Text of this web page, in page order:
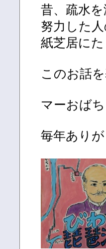
昔、疏水
努力した
紙芝居に
このお話
マーおば
毎年あり